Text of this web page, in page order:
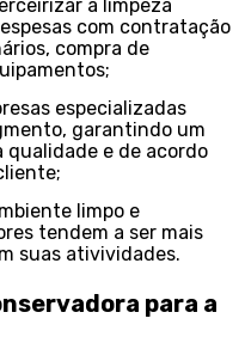
com contratação
compra de
garantindo um
qualidade e de acordo
tendem a ser mais
suas ativividades.
para a